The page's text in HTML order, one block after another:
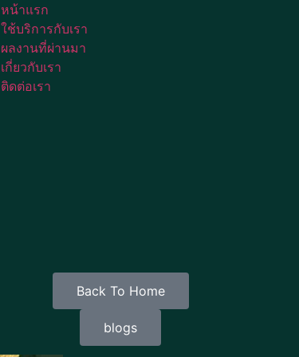
หน้าแรก
ใช้บริการกับเรา
ผลงานที่ผ่านมา
เกี่ยวกับเรา
ติดต่อเรา
Back To Home
blogs